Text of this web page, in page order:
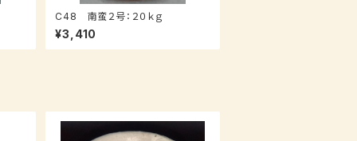
C48 南蛮２号：２０ｋｇ
¥3,410